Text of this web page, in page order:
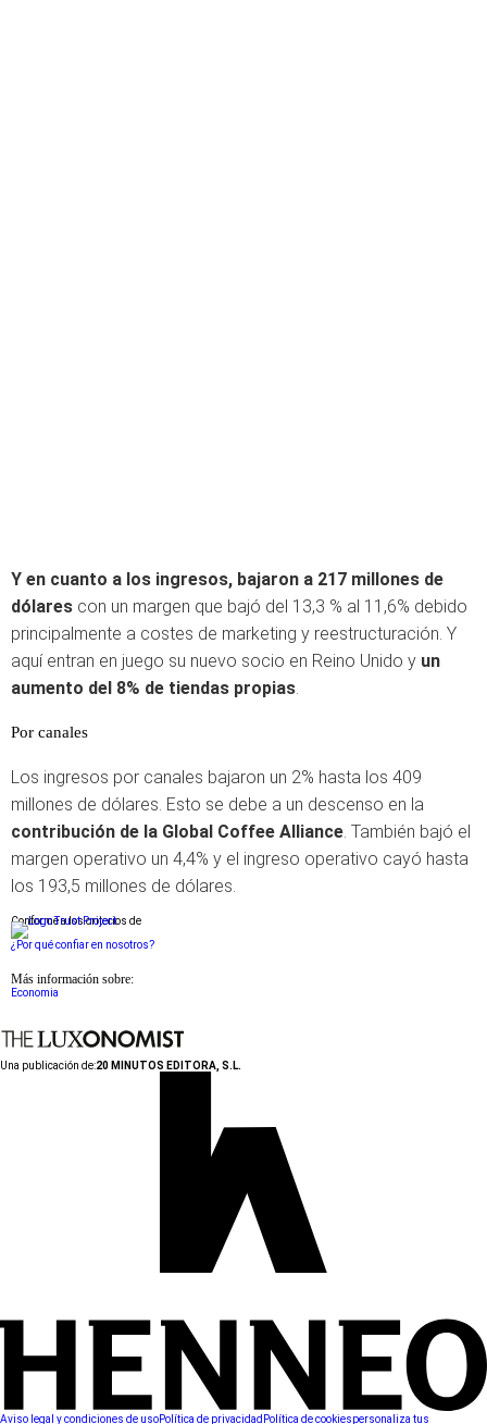
Y en cuanto a los ingresos, bajaron a 217 millones de
dólares con un margen que bajó del 13,3 % al 11,6% debido
principalmente a costes de marketing y reestructuración. Y
aquí entran en juego su nuevo socio en Reino Unido y un
aumento del 8% de tiendas propias.
Por canales
Los ingresos por canales bajaron un 2% hasta los 409
millones de dólares. Esto se debe a un descenso en la
contribución de la Global Coffee Alliance. También bajó el
margen operativo un 4,4% y el ingreso operativo cayó hasta
los 193,5 millones de dólares.
Conforme a los criterios de
¿Por qué confiar en nosotros?
Más información sobre:
Economia
Una publicación de:20 MINUTOS EDITORA, S.L.
Aviso legal y condiciones de usoPolítica de privacidad Política de cookiespersonaliza tus